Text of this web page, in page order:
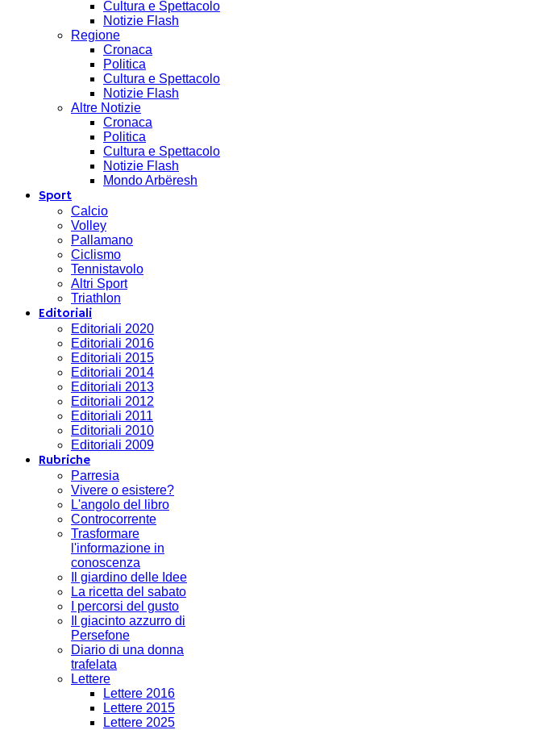
Cultura e Spettacolo
Notizie Flash
Regione
Cronaca
Politica
Cultura e Spettacolo
Notizie Flash
Altre Notizie
Cronaca
Politica
Cultura e Spettacolo
Notizie Flash
Mondo Arbëresh
Sport
Calcio
Volley
Pallamano
Ciclismo
Tennistavolo
Altri Sport
Triathlon
Editoriali
Editoriali 2020
Editoriali 2016
Editoriali 2015
Editoriali 2014
Editoriali 2013
Editoriali 2012
Editoriali 2011
Editoriali 2010
Editoriali 2009
Rubriche
Parresia
Vivere o esistere?
L'angolo del libro
Controcorrente
Trasformare
l'informazione in
conoscenza
Il giardino delle Idee
La ricetta del sabato
I percorsi del gusto
Il giacinto azzurro di
Persefone
Diario di una donna
trafelata
Lettere
Lettere 2016
Lettere 2015
Lettere 2025